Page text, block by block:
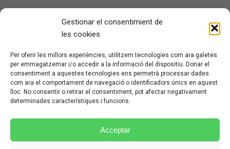
Gestionar el consentimient de
les cookies
Per oferir les millors experiències, utilitzem tecnologies com ara galetes
per emmagatzemar i/o accedir a la informació del dispositiu. Donar el
consentiment a aquestes tecnologies ens permetrà processar dades
com ara el comportament de navegació o identificadors únics en aquest
lloc. No consentir o retirar el consentiment, pot afectar negativament
determinades característiques i funcions.
Acceptar
CLASSE EN GRUP
QUI SOC?
CONTACTE
AVÍS LEGAL I PROTECCIÓ DE DADES
POLÍTICA DE COOKIES (UE)
CONDICIONS PARTICULARS D’ÚS I CONTRACTACIÓ
POLÍTICA DE PRIVACITAT